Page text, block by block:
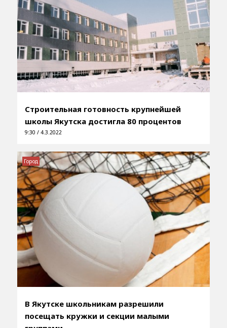
Строительная готовность крупнейшей
школы Якутска достигла 80 процентов
9:30 / 4.3.2022
В Якутске школьникам разрешили
посещать кружки и секции малыми
Город